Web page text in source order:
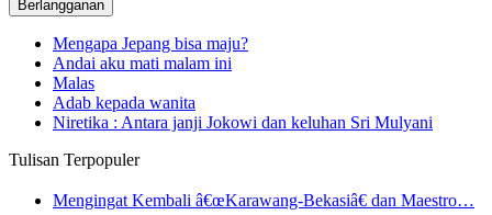
Mengapa Jepang bisa maju?
Andai aku mati malam ini
Malas
Adab kepada wanita
Niretika : Antara janji Jokowi dan keluhan Sri Mulyani
Tulisan Terpopuler
Mengingat Kembali â€œKarawang-Bekasiâ€ dan Maestro…